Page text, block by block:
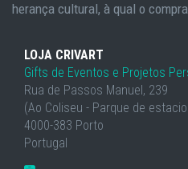
herança cultural, à qual o
LOJA CRIVART
Gifts de Eventos e Projetos
Rua de Passos Manuel, 239
(Ao Coliseu - Parque de
4000-383 Porto
Portugal